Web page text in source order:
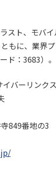
スト、モバ
もに、業界
ド：3683）。
バーリンクス
849番地の3​​